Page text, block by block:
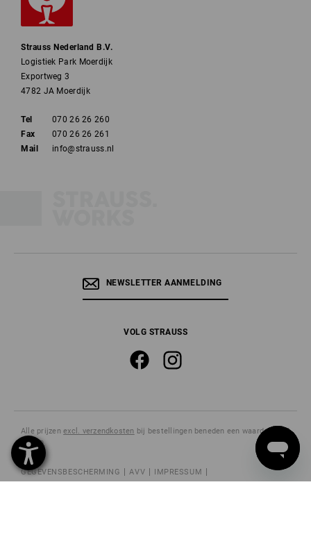
Strauss Nederland B.V.
Logistiek Park Moerdijk
Exportweg 3
4782 JA Moerdijk
Tel
070 26 26 260
Fax
070 26 26 261
Mail
info@strauss.nl
NEWSLETTER AANMELDING
VOLG STRAUSS
Alle prijzenexcl. verzendkosten bij bestellingen beneden een waarde van €
181,50.
GEGEVENSBESCHERMING AVV
IMPRESSUM